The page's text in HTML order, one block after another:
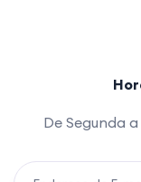
De Segunda